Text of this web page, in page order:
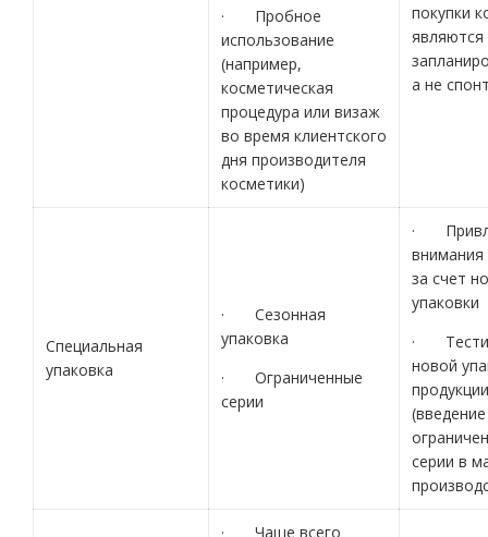
· Пробное
использование
(например,
косметическая
процедура или визаж
во время клиентского
дня производителя
косметики)
покупки
являются
а не
Специальная
упаковка
· Сезонная
упаковка
· Ограниченные
серии
·
внимания
за счет
упаковки
·
новой
продукции
(введение
серии в
· Чаще всего